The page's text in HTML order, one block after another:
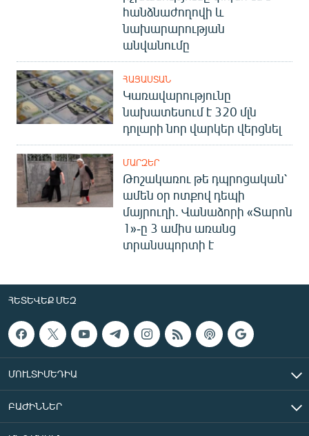
հանձնաժողովի և
նախարարության
անվանումը
ՀԱՅԱՍՏԱՆ
Կառավարությունը
նախատեսում է 320 մլն
դոլարի նոր վարկեր վերցնել
ՄԱՐԶԵՐ
Թոշակառու թե դպրոցական՝
ամեն օր ոտքով դեպի
մայրուղի. Վանաձորի «Տարոն
1»-ը 3 ամիս առանց
տրանսպորտի է
ՀԵՏԵՎԵՔ ՄԵԶ
ՄՈՒԼՏԻՄԵԴԻԱ
ԲԱԺԻՆՆԵՐ